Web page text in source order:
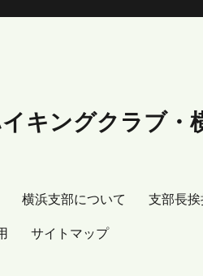
キングクラブ・
横浜支部について 支部長
サイトマップ